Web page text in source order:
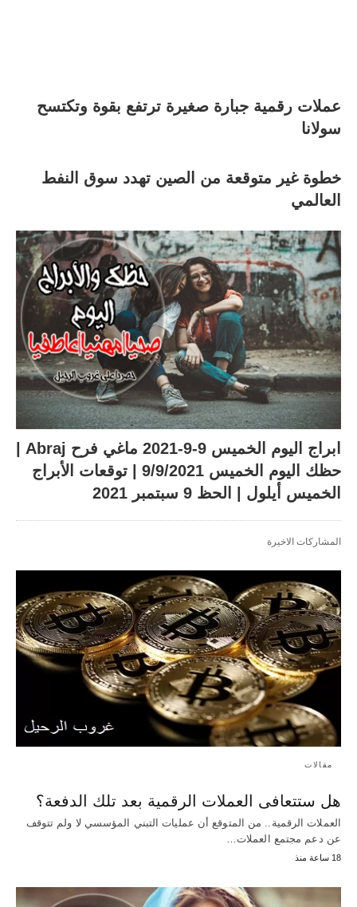
عملات رقمية جبارة صغيرة ترتفع بقوة وتكتسح
سولانا
خطوة غير متوقعة من الصين تهدد سوق النفط
العالمي
ابراج اليوم الخميس 9-9-2021 ماغي فرح Abraj |
حظك اليوم الخميس 9/9/2021 | توقعات الأبراج
الخميس أيلول | الحظ 9 سبتمبر 2021
المشاركات الاخيرة
مقالات
هل ستتعافى العملات الرقمية بعد تلك الدفعة؟
العملات الرقمية.. من المتوقع أن عمليات التبني المؤسسي لا ولم تتوقف
عن دعم مجتمع العملات…